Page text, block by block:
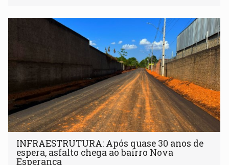
INFRAESTRUTURA: Após quase 30 anos de
espera, asfalto chega ao bairro Nova
Esperança